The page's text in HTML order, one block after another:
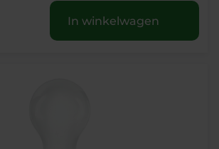
In winkelwagen